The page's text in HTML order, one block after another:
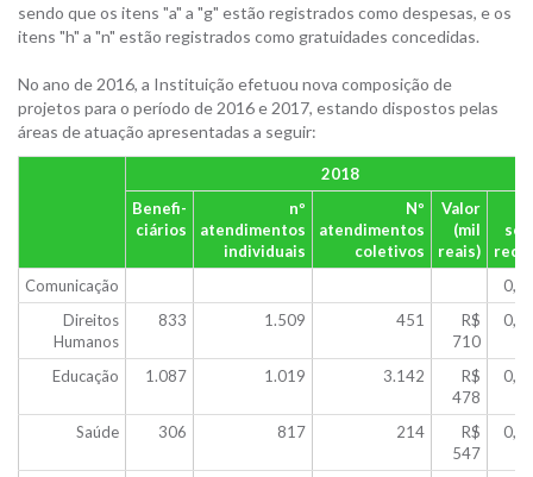
sendo que os itens "a" a "g" estão registrados como despesas, e os
itens "h" a "n" estão registrados como gratuidades concedidas.
No ano de 2016, a Instituição efetuou nova composição de
projetos para o período de 2016 e 2017, estando dispostos pelas
áreas de atuação apresentadas a seguir:
2018
Benefi-
ciários
nº
atendimentos
individuais
Nº
atendimentos
coletivos
Valor
(mil
reais)
Comunicação
Direitos
Humanos
833 1.509 451
R$
710
Educação 1.087 1.019 3.142
R$
478
Saúde 306 817 214
R$
547